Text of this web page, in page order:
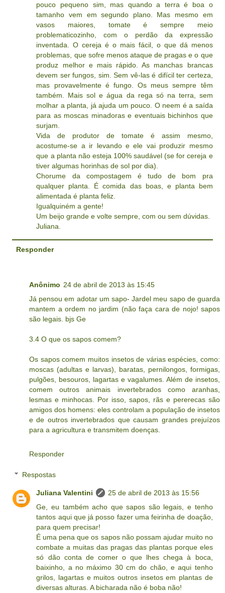
pouco pequeno sim, mas quando a terra é boa o
tamanho vem em segundo plano. Mas mesmo em
vasos maiores, tomate é sempre meio
problematicozinho, com o perdão da expressão
inventada. O cereja é o mais fácil, o que dá menos
problemas, que sofre menos ataque de pragas e o que
produz melhor e mais rápido. As manchas brancas
devem ser fungos, sim. Sem vê-las é difícil ter certeza,
mas provavelmente é fungo. Os meus sempre têm
também. Mais sol e água da rega só na terra, sem
molhar a planta, já ajuda um pouco. O neem é a saída
para as moscas minadoras e eventuais bichinhos que
surjam.
Vida de produtor de tomate é assim mesmo,
acostume-se a ir levando e ele vai produzir mesmo
que a planta não esteja 100% saudável (se for cereja e
tiver algumas horinhas de sol por dia).
Chorume da compostagem é tudo de bom pra
qualquer planta. É comida das boas, e planta bem
alimentada é planta feliz.
Igualquiném a gente!
Um beijo grande e volte sempre, com ou sem dúvidas.
Juliana.
Responder
Anônimo 24 de abril de 2013 às 15:45
Já pensou em adotar um sapo- Jardel meu sapo de guarda
mantem a ordem no jardim (não faça cara de nojo! sapos
são legais. bjs Ge
3.4 O que os sapos comem?
Os sapos comem muitos insetos de várias espécies, como:
moscas (adultas e larvas), baratas, pernilongos, formigas,
pulgões, besouros, lagartas e vagalumes. Além de insetos,
comem outros animais invertebrados como aranhas,
lesmas e minhocas. Por isso, sapos, rãs e pererecas são
amigos dos homens: eles controlam a população de insetos
e de outros invertebrados que causam grandes prejuízos
para a agricultura e transmitem doenças.
Responder
Respostas
Juliana Valentini
25 de abril de 2013 às 15:56
Ge, eu também acho que sapos são legais, e tenho
tantos aqui que já posso fazer uma feirinha de doação,
para quem precisar!
É uma pena que os sapos não possam ajudar muito no
combate a muitas das pragas das plantas porque eles
só dão conta de comer o que lhes chega à boca,
baixinho, a no máximo 30 cm do chão, e aqui tenho
grilos, lagartas e muitos outros insetos em plantas de
diversas alturas. A bicharada não é boba não!